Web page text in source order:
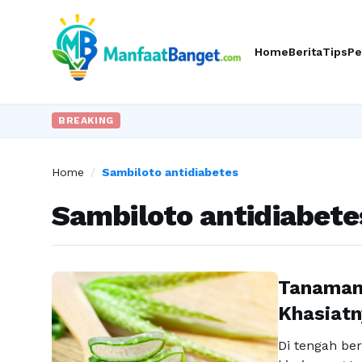
HomeBeritaTips
BREAKING
Home / Sambiloto antidiabetes
Sambiloto
Di tengah